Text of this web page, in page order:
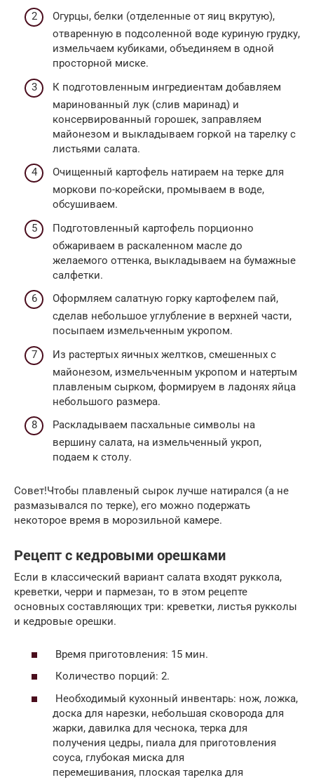
Огурцы, белки (отделенные от яиц вкрутую),
отваренную в подсоленной воде куриную грудку,
измельчаем кубиками, объединяем в одной
просторной миске.
К подготовленным ингредиентам добавляем
маринованный лук (слив маринад) и
консервированный горошек, заправляем
майонезом и выкладываем горкой на тарелку с
листьями салата.
Очищенный картофель натираем на терке для
моркови по-корейски, промываем в воде,
обсушиваем.
Подготовленный картофель порционно
обжариваем в раскаленном масле до
желаемого оттенка, выкладываем на бумажные
салфетки.
Оформляем салатную горку картофелем пай,
сделав небольшое углубление в верхней части,
посыпаем измельченным укропом.
Из растертых яичных желтков, смешенных с
майонезом, измельченным укропом и натертым
плавленым сырком, формируем в ладонях яйца
небольшого размера.
Раскладываем пасхальные символы на
вершину салата, на измельченный укроп,
подаем к столу.
Совет!Чтобы плавленый сырок лучше натирался (а не
размазывался по терке), его можно подержать
некоторое время в морозильной камере.
Рецепт с кедровыми орешками
Если в классический вариант салата входят руккола,
креветки, черри и пармезан, то в этом рецепте
основных составляющих три: креветки, листья рукколы
и кедровые орешки.
Время приготовления: 15 мин.
Количество порций: 2.
Необходимый кухонный инвентарь: нож, ложка,
доска для нарезки, небольшая сковорода для
жарки, давилка для чеснока, терка для
получения цедры, пиала для приготовления
соуса, глубокая миска для
перемешивания, плоская тарелка для